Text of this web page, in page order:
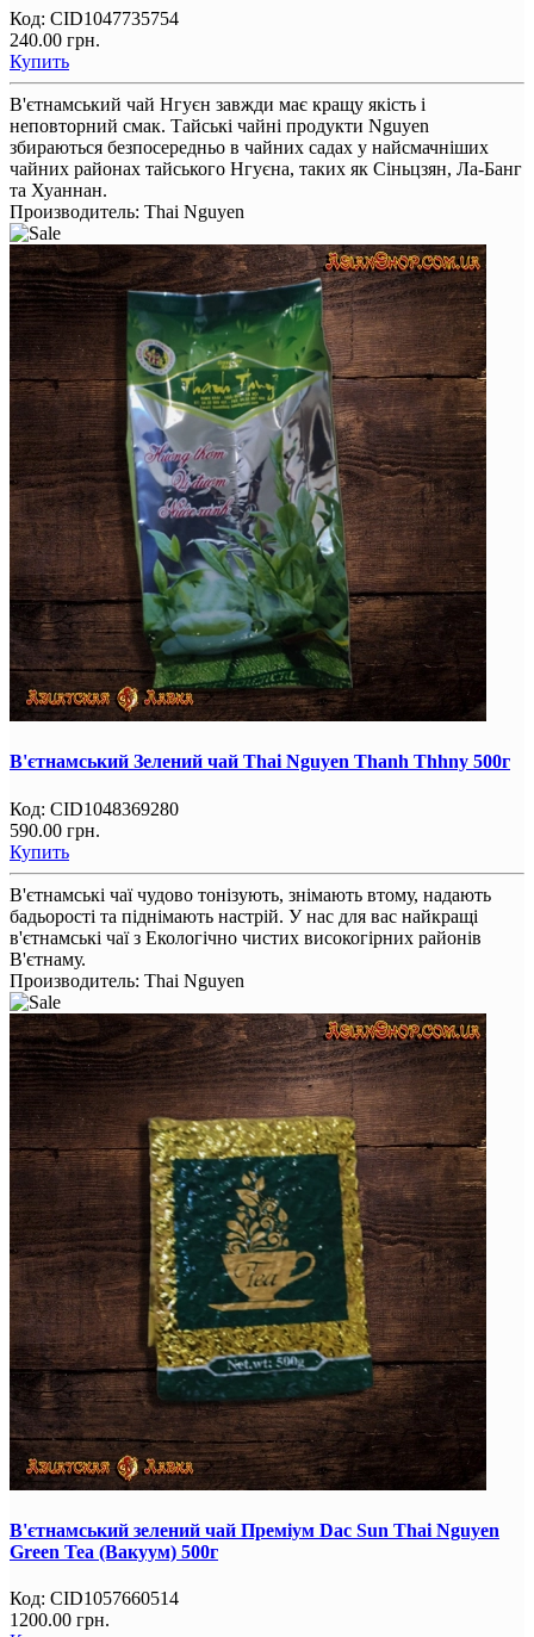
Код: CID1047735754
240.00 грн.
Купить
В'єтнамський чай Нгуєн завжди має кращу якість і
неповторний смак. Тайські чайні продукти Nguyen
збираються безпосередньо в чайних садах у найсмачніших
чайних районах тайського Нгуєна, таких як Сіньцзян, Ла-Банг
та Хуаннан.
Производитель: Thai Nguyen
В'єтнамський Зелений чай Thai Nguyen Thanh Thhny 500г
Код: CID1048369280
590.00 грн.
Купить
В'єтнамські чаї чудово тонізують, знімають втому, надають
бадьорості та піднімають настрій. У нас для вас найкращі
в'єтнамські чаї з Екологічно чистих високогірних районів
В'єтнаму.
Производитель: Thai Nguyen
В'єтнамський зелений чай Преміум Dac Sun Thai Nguyen
Green Tea (Вакуум) 500г
Код: CID1057660514
1200.00 грн.